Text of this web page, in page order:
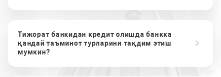
Тижорат банкидан кредит олишда банкка
қандай таъминот турларини тақдим этиш
мумкин?